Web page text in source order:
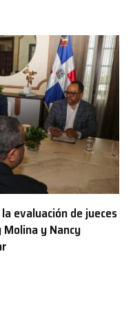
evaluación de jueces
y Nancy